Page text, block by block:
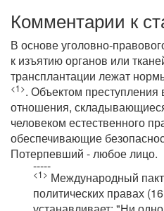
Комментарии к
В основе уголовно-
к изъятию органов или
трансплантации лежат
<1>. Объектом
отношения,
человеком естественного
обеспечивающие
Потерпевший - любое лицо.
-----
<1> Международный
политических правах